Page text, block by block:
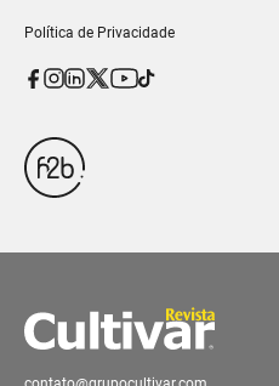
Política de Privacidade